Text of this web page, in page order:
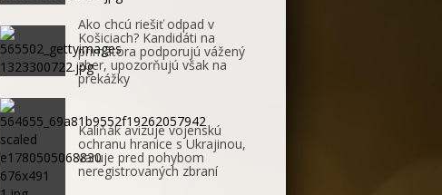
Ako chcú riešiť odpad v
Košiciach? Kandidáti na
primátora podporujú vážený
zber, upozorňujú však na
prekážky
Kaliňák avizuje vojenskú
ochranu hranice s Ukrajinou,
varuje pred pohybom
neregistrovaných zbraní